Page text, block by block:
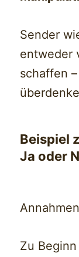
Sender
entweder
schaffen
Beispiel
Ja oder
Zu